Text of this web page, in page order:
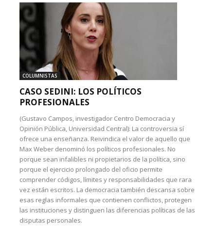
COLUMNISTAS
CASO SEDINI: LOS POLÍTICOS
PROFESIONALES
(Gustavo Campos, investigador Centro Democracia y
Opinión Pública, Universidad Central): La controversia sí
ofrece una enseñanza. Reivindica el valor de aquello que
Max Weber denominó los políticos profesionales. No
porque sean infalibles ni propietarios de la política, sino
porque el ejercicio prolongado del oficio permite
comprender códigos, límites y responsabilidades que rara
vez están escritos. La democracia también descansa sobre
esas reglas informales que contienen conflictos, protegen
las instituciones y distinguen las diferencias políticas de las
disputas personales.